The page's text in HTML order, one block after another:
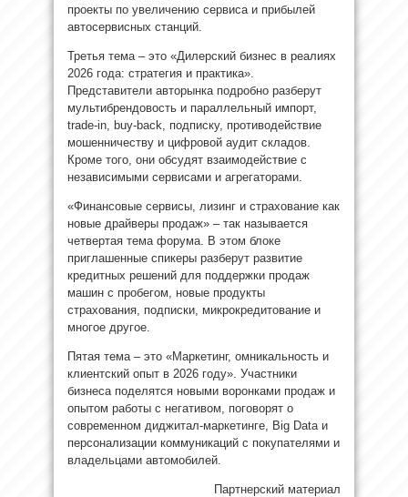
проекты по увеличению сервиса и прибылей
автосервисных станций.
Третья тема – это «Дилерский бизнес в реалиях
2026 года: стратегия и практика».
Представители авторынка подробно разберут
мультибрендовость и параллельный импорт,
trade-in, buy-back, подписку, противодействие
мошенничеству и цифровой аудит складов.
Кроме того, они обсудят взаимодействие с
независимыми сервисами и агрегаторами.
«Финансовые сервисы, лизинг и страхование как
новые драйверы продаж» – так называется
четвертая тема форума. В этом блоке
приглашенные спикеры разберут развитие
кредитных решений для поддержки продаж
машин с пробегом, новые продукты
страхования, подписки, микрокредитование и
многое другое.
Пятая тема – это «Маркетинг, омникальность и
клиентский опыт в 2026 году». Участники
бизнеса поделятся новыми воронками продаж и
опытом работы с негативом, поговорят о
современном диджитал-маркетинге, Big Data и
персонализации коммуникаций с покупателями и
владельцами автомобилей.
Партнерский материал